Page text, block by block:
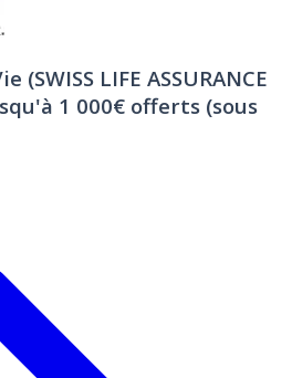
LIFE ASSURANCE
1 000€ offerts (sous